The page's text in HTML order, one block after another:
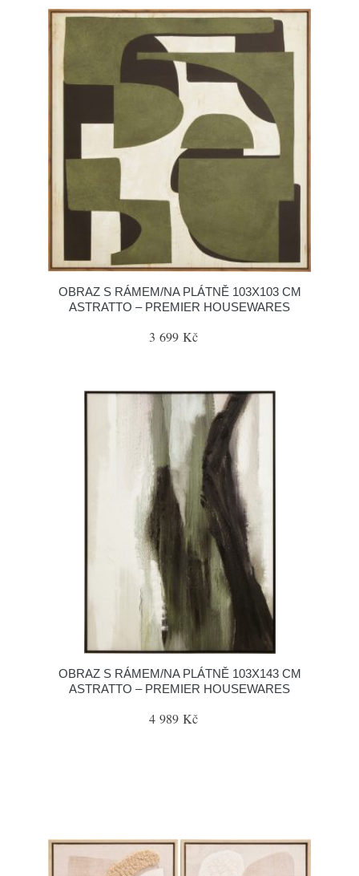
OBRAZ S RÁMEM/NA PLÁTNĚ 103X103 CM
ASTRATTO – PREMIER HOUSEWARES
3 699 Kč
OBRAZ S RÁMEM/NA PLÁTNĚ 103X143 CM
ASTRATTO – PREMIER HOUSEWARES
4 989 Kč